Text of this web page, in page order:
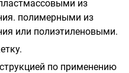
из
полимерными из
или полиэтиленовыми.
по применению